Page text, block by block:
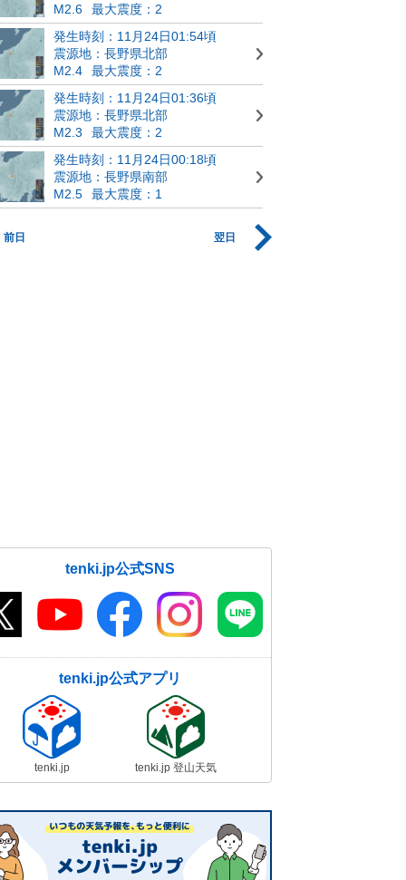
M2.6
最大震度：2
発生時刻：11月24日01:54頃
震源地：長野県北部
M2.4
最大震度：2
発生時刻：11月24日01:36頃
震源地：長野県北部
M2.3
最大震度：2
発生時刻：11月24日00:18頃
震源地：長野県南部
M2.5
最大震度：1
前日 翌日
tenki.jp公式SNS
tenki.jp公式アプリ
tenki.jp tenki.jp 登山天気